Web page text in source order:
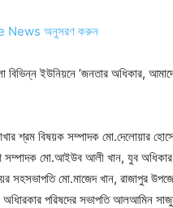
News অনুসরণ করুন
ইউনিয়নে ’জনতার অধিকার,
শ্রম বিষয়ক সম্পাদক মো.দেলোয়ার
সম্পাদক মো.আইউব আলী খান, যুব
সহসভাপতি মো.মাজেদ খান, রাজাপুর
পরিষদের সভাপতি আলআমিন